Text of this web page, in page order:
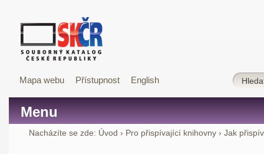
Mapa webu Přístupnost English
Menu
Nacházíte se zde: Úvod › Pro přispívající knihovny › Jak